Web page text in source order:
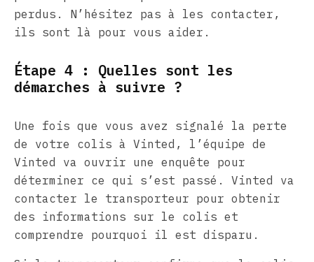
perdus. N’hésitez pas à les contacter,
ils sont là pour vous aider.
Étape 4 : Quelles sont les
démarches à suivre ?
Une fois que vous avez signalé la perte
de votre colis à Vinted, l’équipe de
Vinted va ouvrir une enquête pour
déterminer ce qui s’est passé. Vinted va
contacter le transporteur pour obtenir
des informations sur le colis et
comprendre pourquoi il est disparu.